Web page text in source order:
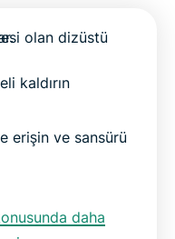
kaldırın
erişin ve sansürü
daha